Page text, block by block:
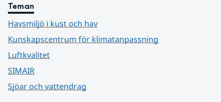
Teman
Havsmiljö i kust och hav
Kunskapscentrum för klimatanpassning
Luftkvalitet
SIMAIR
Sjöar och vattendrag